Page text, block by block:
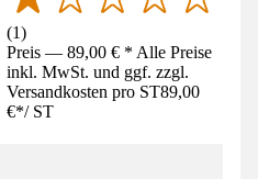
(1)
Preis — 89,00 € * Alle Preise
inkl. MwSt. und ggf. zzgl.
Versandkosten pro ST89,00
€*/ ST